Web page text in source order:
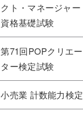
クト・マネージャー
資格基礎試験
第71回POPクリエー
ター検定試験
小売業 計数能力検定